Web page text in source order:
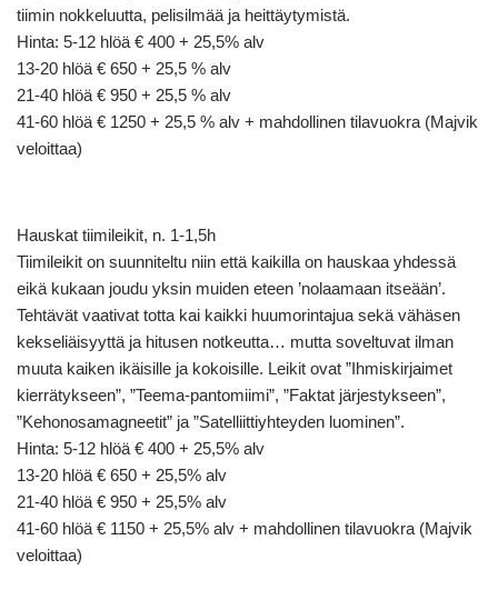
tiimin nokkeluutta, pelisilmää ja heittäytymistä.
Hinta: 5-12 hlöä € 400 + 25,5% alv
13-20 hlöä € 650 + 25,5 % alv
21-40 hlöä € 950 + 25,5 % alv
41-60 hlöä € 1250 + 25,5 % alv + mahdollinen tilavuokra (Majvik
veloittaa)
Hauskat tiimileikit, n. 1-1,5h
Tiimileikit on suunniteltu niin että kaikilla on hauskaa yhdessä
eikä kukaan joudu yksin muiden eteen ’nolaamaan itseään’.
Tehtävät vaativat totta kai kaikki huumorintajua sekä vähäsen
kekseliäisyyttä ja hitusen notkeutta… mutta soveltuvat ilman
muuta kaiken ikäisille ja kokoisille. Leikit ovat ”Ihmiskirjaimet
kierrätykseen”, ”Teema-pantomiimi”, ”Faktat järjestykseen”,
”Kehonosamagneetit” ja ”Satelliittiyhteyden luominen”.
Hinta: 5-12 hlöä € 400 + 25,5% alv
13-20 hlöä € 650 + 25,5% alv
21-40 hlöä € 950 + 25,5% alv
41-60 hlöä € 1150 + 25,5% alv + mahdollinen tilavuokra (Majvik
veloittaa)